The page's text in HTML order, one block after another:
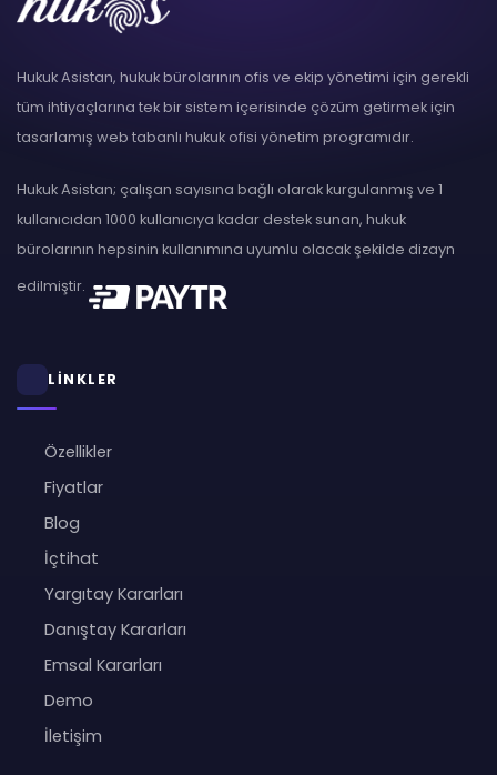
Hukuk Asistan, hukuk bürolarının ofis ve ekip yönetimi için gerekli
tüm ihtiyaçlarına tek bir sistem içerisinde çözüm getirmek için
tasarlamış web tabanlı hukuk ofisi yönetim programıdır.
Hukuk Asistan; çalışan sayısına bağlı olarak kurgulanmış ve 1
kullanıcıdan 1000 kullanıcıya kadar destek sunan, hukuk
bürolarının hepsinin kullanımına uyumlu olacak şekilde dizayn
edilmiştir.
LİNKLER
Özellikler
Fiyatlar
Blog
İçtihat
Yargıtay Kararları
Danıştay Kararları
Emsal Kararları
Demo
İletişim